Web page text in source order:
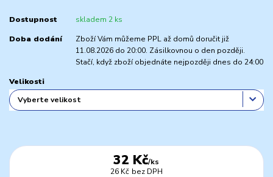
Dostupnost skladem 2 ks
Doba dodání
Zboží Vám můžeme PPL až domů doručit již
11.08.2026 do 20:00. Zásilkovnou o den později.
Stačí, když zboží objednáte nejpozději dnes do 24:00
Velikosti
32 Kč/ks
26 Kč bez DPH